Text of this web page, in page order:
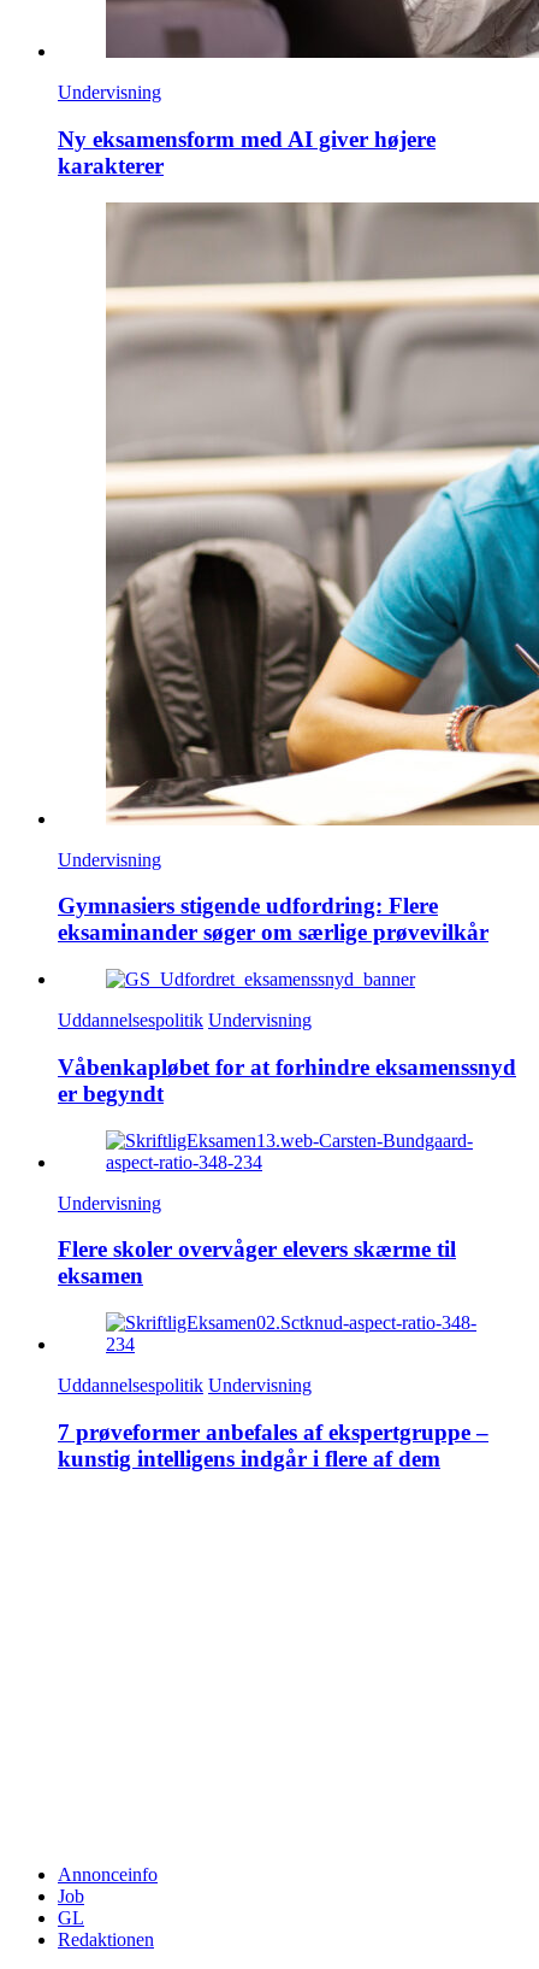
Undervisning
Ny eksamensform med AI giver højere
karakterer
Undervisning
Gymnasiers stigende udfordring: Flere
eksaminander søger om særlige prøvevilkår
Uddannelsespolitik Undervisning
Våbenkapløbet for at forhindre eksamenssnyd
er begyndt
Undervisning
Flere skoler overvåger elevers skærme til
eksamen
Uddannelsespolitik Undervisning
7 prøveformer anbefales af ekspertgruppe –
kunstig intelligens indgår i flere af dem
Annonceinfo
Job
GL
Redaktionen